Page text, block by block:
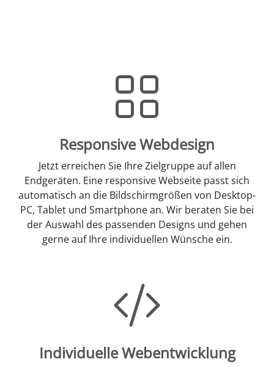
Responsive Webdesign
Jetzt erreichen Sie Ihre Zielgruppe auf allen
Endgeräten. Eine responsive Webseite passt sich
automatisch an die Bildschirmgrößen von Desktop-
PC, Tablet und Smartphone an. Wir beraten Sie bei
der Auswahl des passenden Designs und gehen
gerne auf Ihre individuellen Wünsche ein.
Individuelle Webentwicklung